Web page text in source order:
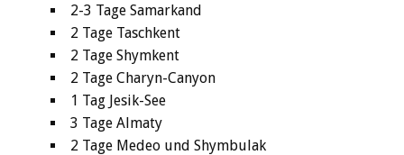
2-3 Tage Samarkand
2 Tage Taschkent
2 Tage Shymkent
2 Tage Charyn-Canyon
1 Tag Jesik-See
3 Tage Almaty
2 Tage Medeo und Shymbulak